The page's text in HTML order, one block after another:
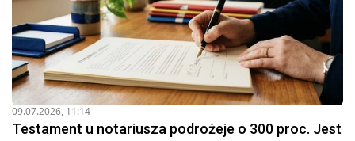
09.07.2026, 11:14
Testament u notariusza podrożeje o 300 proc. Jest